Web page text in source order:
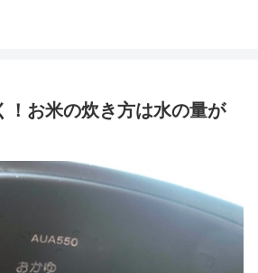
！お米の炊き方は水の量が